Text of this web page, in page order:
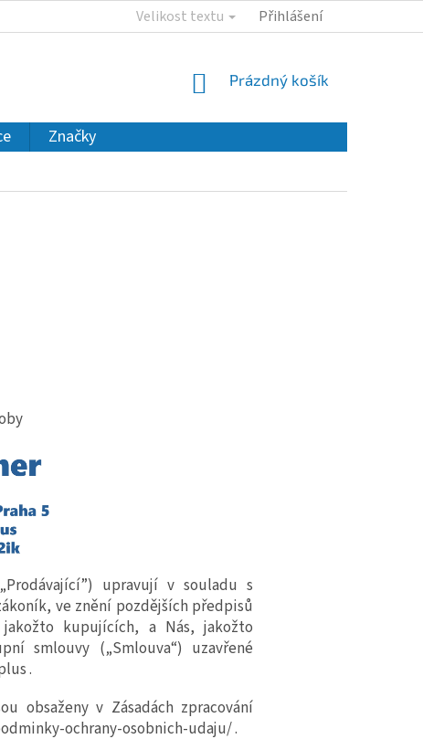
Velikost textu Přihlášení
NÁKUPNÍ
Prázdný košík
Značky
y
upravují v souladu s
ve znění pozdějších předpisů
jakožto kupujících, a Nás, jakožto
smlouvy („Smlouva“) uzavřené
.
obsaženy v Zásadách zpracování
ochrany-osobnich-udaju/.